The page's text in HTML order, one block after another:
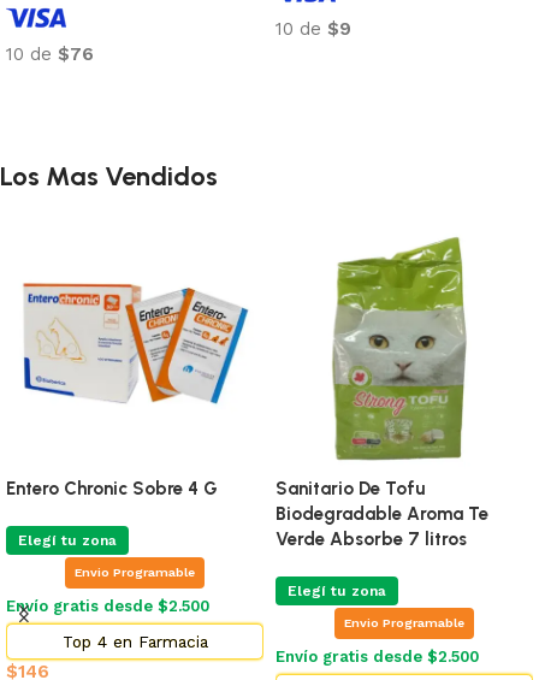
10 de $76
10 de $9
Los Mas Vendidos
Entero Chronic Sobre 4 G
Elegí tu zona
Envio Programable
Envío gratis desde $2.500
Top 4 en Farmacia
$146
Sanitario De Tofu
Biodegradable Aroma Te
Verde Absorbe 7 litros
Elegí tu zona
Envio Programable
Envío gratis desde $2.500